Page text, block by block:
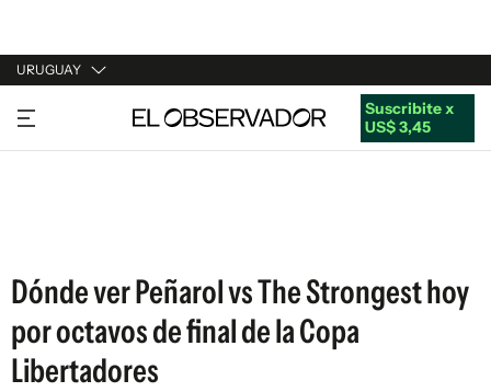
URUGUAY
URUGUAY
ARGENTINA
Suscribite x
US$ 3,45
Dónde ver Peñarol vs The Strongest hoy
por octavos de final de la Copa
Libertadores